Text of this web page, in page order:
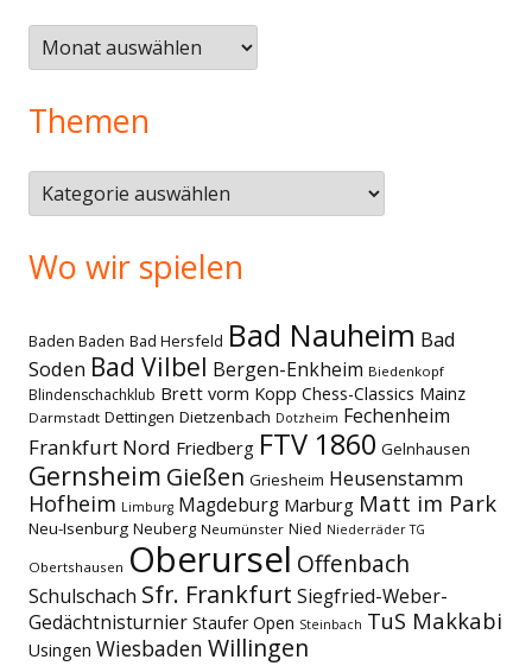
Älteres
Themen
Themen
Wo wir spielen
Baden Baden Bad Hersfeld Bad Nauheim Bad
Soden Bad Vilbel Bergen-Enkheim Biedenkopf
Blindenschachklub Brett vorm Kopp Chess-Classics Mainz
Darmstadt Dettingen Dietzenbach Dotzheim Fechenheim
Frankfurt Nord Friedberg FTV 1860 Gelnhausen
Gernsheim Gießen Griesheim Heusenstamm
Hofheim Limburg Magdeburg Marburg Matt im Park
Neu-Isenburg Neuberg Neumünster Nied Niederräder TG
Obertshausen Oberursel Offenbach
Schulschach Sfr. Frankfurt Siegfried-Weber-
Gedächtnisturnier Staufer Open Steinbach TuS Makkabi
Usingen Wiesbaden Willingen